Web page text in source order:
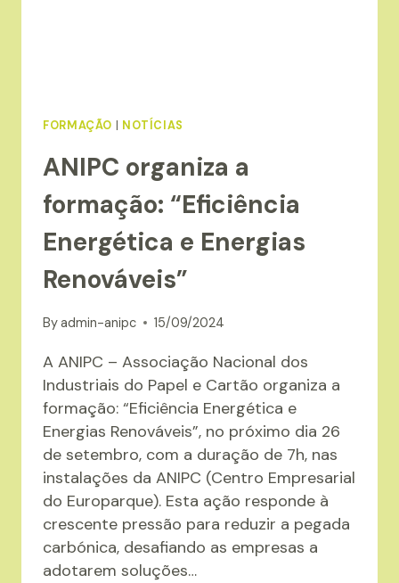
FORMAÇÃO NOTÍCIAS
ANIPC organiza a
formação: “Eficiência
Energética e Energias
Renováveis”
Byadmin-anipc 15/09/2024
A ANIPC – Associação Nacional dos
Industriais do Papel e Cartão organiza a
formação: “Eficiência Energética e
Energias Renováveis”, no próximo dia 26
de setembro, com a duração de 7h, nas
instalações da ANIPC (Centro Empresarial
do Europarque). Esta ação responde à
crescente pressão para reduzir a pegada
carbónica, desafiando as empresas a
adotarem soluções…